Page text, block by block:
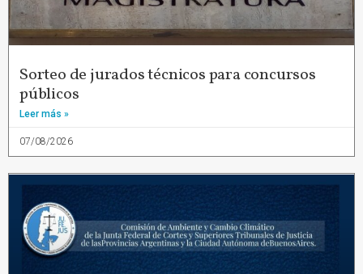
Sorteo de jurados técnicos para concursos
públicos
Leer más »
07/08/2026